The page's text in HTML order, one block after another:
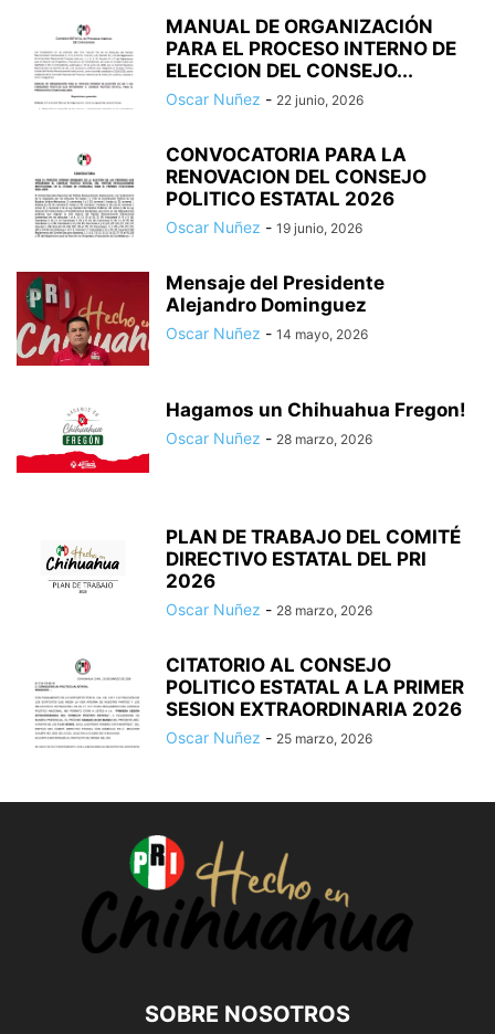
MANUAL DE ORGANIZACIÓN
PARA EL PROCESO INTERNO DE
ELECCION DEL CONSEJO...
Oscar Nuñez - 22 junio, 2026
CONVOCATORIA PARA LA
RENOVACION DEL CONSEJO
POLITICO ESTATAL 2026
Oscar Nuñez - 19 junio, 2026
Mensaje del Presidente
Alejandro Dominguez
Oscar Nuñez - 14 mayo, 2026
Hagamos un Chihuahua Fregon!
Oscar Nuñez - 28 marzo, 2026
PLAN DE TRABAJO DEL COMITÉ
DIRECTIVO ESTATAL DEL PRI
2026
Oscar Nuñez - 28 marzo, 2026
CITATORIO AL CONSEJO
POLITICO ESTATAL A LA PRIMER
SESION EXTRAORDINARIA 2026
Oscar Nuñez - 25 marzo, 2026
SOBRE NOSOTROS